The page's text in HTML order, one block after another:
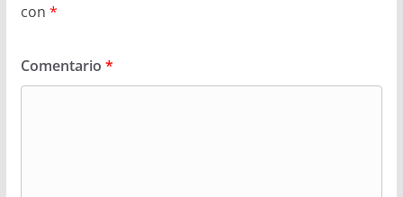
con *
Comentario *